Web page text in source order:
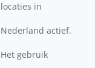
locaties in
Nederland actief.
Het gebruik